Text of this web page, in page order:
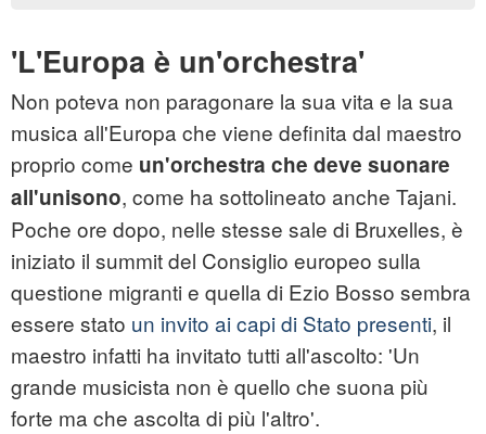
'L'Europa è un'orchestra'
Non poteva non paragonare la sua vita e la sua
musica all'Europa che viene definita dal maestro
proprio come un'orchestra che deve suonare
all'unisono, come ha sottolineato anche Tajani.
Poche ore dopo, nelle stesse sale di Bruxelles, è
iniziato il summit del Consiglio europeo sulla
questione migranti e quella di Ezio Bosso sembra
essere stato un invito ai capi di Stato presenti, il
maestro infatti ha invitato tutti all'ascolto: 'Un
grande musicista non è quello che suona più
forte ma che ascolta di più l'altro'.